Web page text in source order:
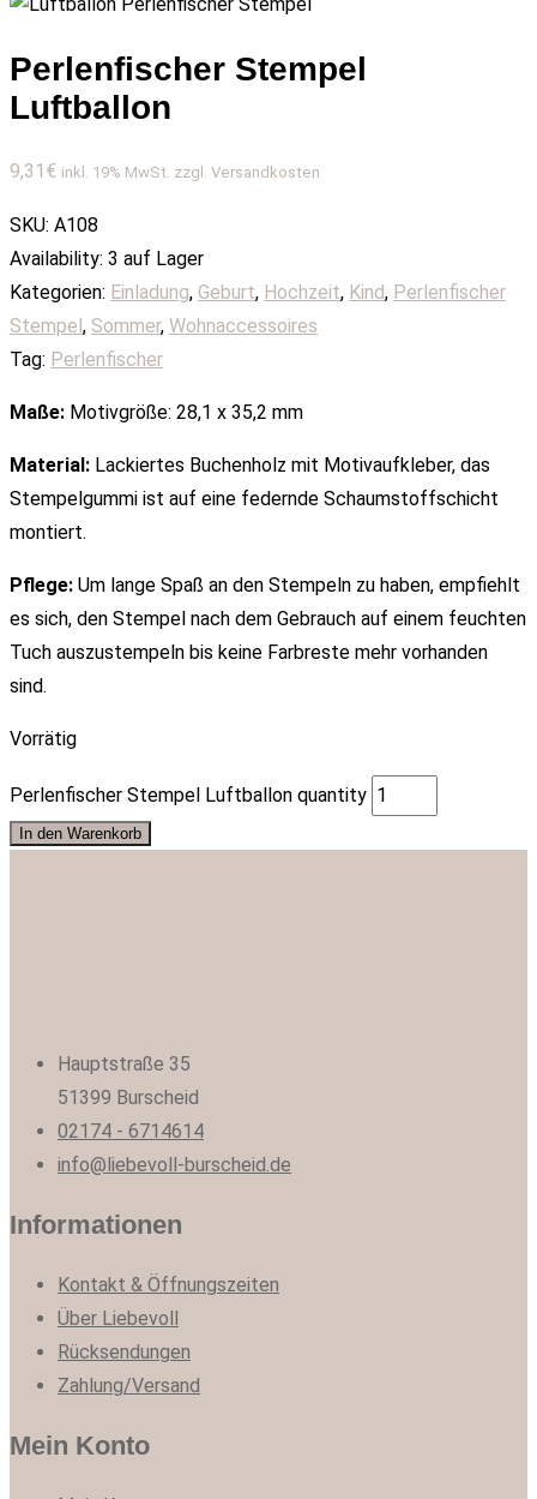
Perlenfischer Stempel
Luftballon
9,31 € inkl. 19% MwSt. zzgl. Versandkosten
SKU: A108
Availability: 3 auf Lager
Kategorien: Einladung, Geburt, Hochzeit, Kind, Perlenfischer
Stempel, Sommer, Wohnaccessoires
Tag: Perlenfischer
Maße: Motivgröße: 28,1 x 35,2 mm
Material: Lackiertes Buchenholz mit Motivaufkleber, das
Stempelgummi ist auf eine federnde Schaumstoffschicht
montiert.
Pflege: Um lange Spaß an den Stempeln zu haben, empfiehlt
es sich, den Stempel nach dem Gebrauch auf einem feuchten
Tuch auszustempeln bis keine Farbreste mehr vorhanden
sind.
Vorrätig
Perlenfischer Stempel Luftballon quantity
In den Warenkorb
Hauptstraße 35
51399 Burscheid
02174 - 6714614
info@liebevoll-burscheid.de
Informationen
Kontakt & Öffnungszeiten
Über Liebevoll
Rücksendungen
Zahlung/Versand
Mein Konto